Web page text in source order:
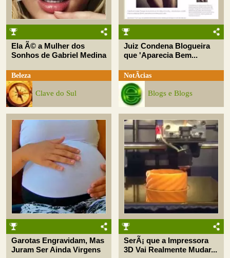
Ela Ã© a Mulher dos
Sonhos de Gabriel Medina
Beleza
Clave do Sul
Juiz Condena Blogueira
que 'Aparecia Bem...
NotÃ­cias
Blogs e Blogs
Garotas Engravidam, Mas
Juram Ser Ainda Virgens
SerÃ¡ que a Impressora
3D Vai Realmente Mudar...